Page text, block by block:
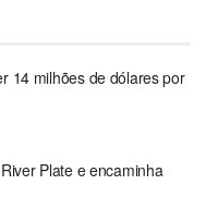
14 milhões de dólares por
Plate e encaminha